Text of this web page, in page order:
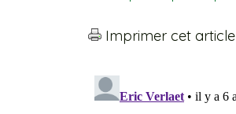
Imprimer cet article